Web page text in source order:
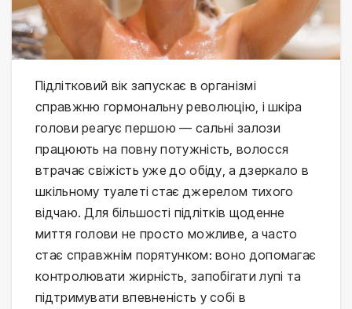
Підлітковий вік запускає в організмі
справжню гормональну революцію, і шкіра
голови реагує першою — сальні залози
працюють на повну потужність, волосся
втрачає свіжість уже до обіду, а дзеркало в
шкільному туалеті стає джерелом тихого
відчаю. Для більшості підлітків щоденне
миття голови не просто можливе, а часто
стає справжнім порятунком: воно допомагає
контролювати жирність, запобігати лупі та
підтримувати впевненість у собі в